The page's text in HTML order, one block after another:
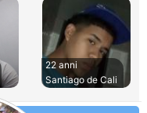
22 anni
Santiago de Cali